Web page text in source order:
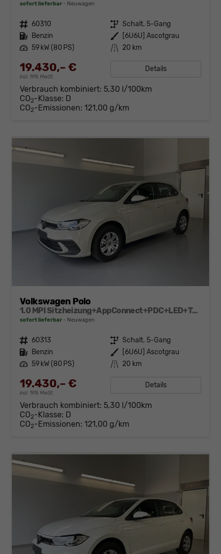
sofort lieferbar Neuwagen
Fahrzeugnr. 60310 Getriebe Schalt. 5-Gang
Kraftstoff Benzin Außenfarbe
[6U6U] Ascotgrau
Leistung 59 kW (80 PS) Kilometerstand 20 km
19.430,– €
incl. 19% MwSt.
Details
Verbrauch kombiniert: 5,30 l/100km
CO2-Klasse: D
CO2-Emissionen: 121,00 g/km
Volkswagen Polo
1.0 MPI Sitzheizung+AppConnect+PDC+LED+Touch+Lichtsensor+MultiLenkrad
sofort lieferbar Neuwagen
Fahrzeugnr. 60313 Getriebe Schalt. 5-Gang
Kraftstoff Benzin Außenfarbe
[6U6U] Ascotgrau
Leistung 59 kW (80 PS) Kilometerstand 20 km
19.430,– €
incl. 19% MwSt.
Details
Verbrauch kombiniert: 5,30 l/100km
CO2-Klasse: D
CO2-Emissionen: 121,00 g/km